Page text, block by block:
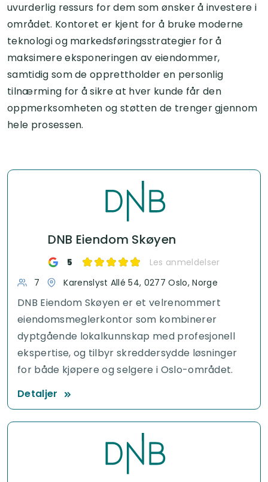
uvurderlig ressurs for dem som ønsker å investere i
området. Kontoret er kjent for å bruke moderne
teknologi og markedsføringsstrategier for å
maksimere eksponeringen av eiendommer,
samtidig som de opprettholder en personlig
tilnærming for å sikre at hver kunde får den
oppmerksomheten og støtten de trenger gjennom
hele prosessen.
DNB Eiendom Skøyen
5 Les anmeldelser
DNB Eiendom Skøyen er et velrenommert
eiendomsmeglerkontor som kombinerer
dyptgående lokalkunnskap med profesjonell
ekspertise, og tilbyr skreddersydde løsninger
for både kjøpere og selgere i Oslo-området.
7 Karenslyst Allé 54, 0277 Oslo, Norge
Detaljer